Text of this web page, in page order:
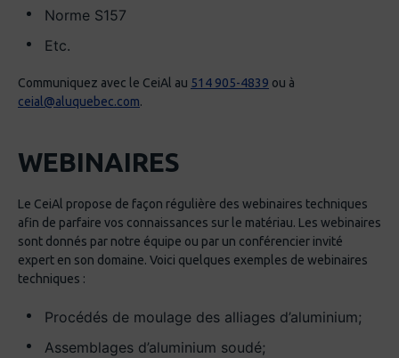
Norme S157
Etc.
Communiquez avec le CeiAl au 514 905-4839 ou à
ceial@aluquebec.com.
WEBINAIRES
Le CeiAl propose de façon régulière des webinaires techniques
afin de parfaire vos connaissances sur le matériau. Les webinaires
sont donnés par notre équipe ou par un conférencier invité
expert en son domaine. Voici quelques exemples de webinaires
techniques :
Procédés de moulage des alliages d’aluminium;
Assemblages d’aluminium soudé;